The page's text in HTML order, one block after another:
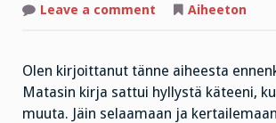
Leave a comment
entä
41
teosta
vuodessa?
Aiheeton
Olen kirjoittanut tänne aiheesta
Matasin kirja sattui hyllystä käteeni,
muuta. Jäin selaamaan ja